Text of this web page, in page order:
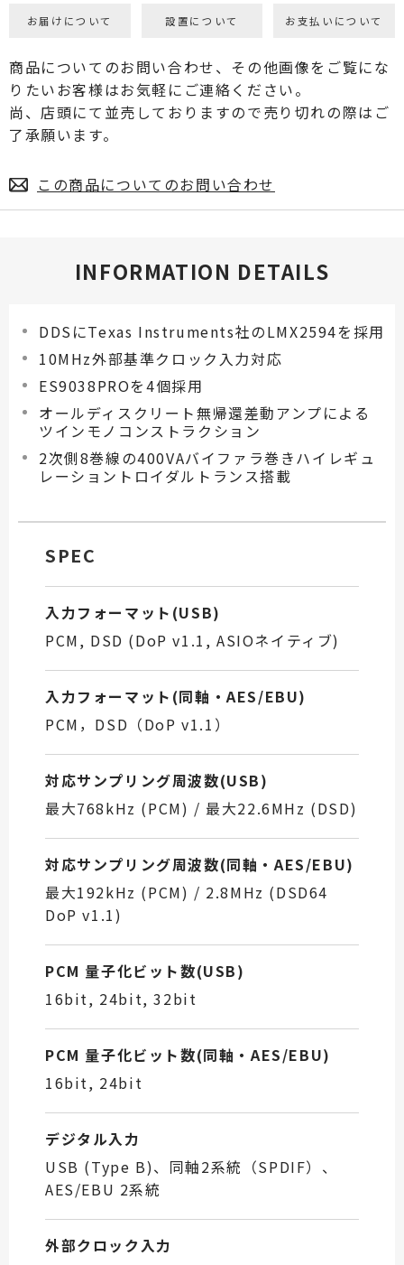
お届けについて 設置について お支払いについて
商品についてのお問い合わせ、その他画像をご覧にな
りたいお客様はお気軽にご連絡ください。
尚、店頭にて並売しておりますので売り切れの際はご
了承願います。
この商品についてのお問い合わせ
INFORMATION DETAILS
DDSにTexas Instruments社のLMX2594を採用
10MHz外部基準クロック入力対応
ES9038PROを4個採用
オールディスクリート無帰還差動アンプによる
ツインモノコンストラクション
2次側8巻線の400VAバイファラ巻きハイレギュ
レーショントロイダルトランス搭載
SPEC
入力フォーマット(USB)
PCM, DSD (DoP v1.1, ASIOネイティブ)
入力フォーマット(同軸・AES/EBU)
PCM，DSD（DoP v1.1）
対応サンプリング周波数(USB)
最大768kHz (PCM) / 最大22.6MHz (DSD)
対応サンプリング周波数(同軸・AES/EBU)
最大192kHz (PCM) / 2.8MHz (DSD64
DoP v1.1)
PCM 量子化ビット数(USB)
16bit, 24bit, 32bit
PCM 量子化ビット数(同軸・AES/EBU)
16bit, 24bit
デジタル入力
USB (Type B)、同軸2系統（SPDIF）、
AES/EBU 2系統
外部クロック入力